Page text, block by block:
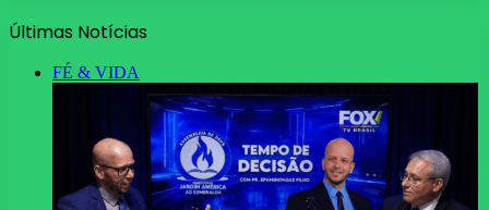
Últimas Notícias
FÉ & VIDA